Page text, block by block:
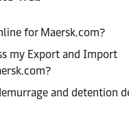
for Maersk.com?
my Export and Import
and detention